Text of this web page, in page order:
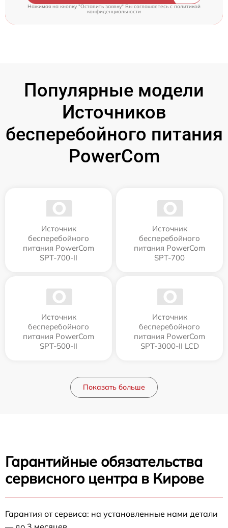
Нажимая на кнопку "Оставить заявку" Вы соглашаетесь cполитикой
конфиденциальности
Популярные модели
Источников
бесперебойного питания
PowerCom
Источник
бесперебойного
питания PowerCom
SPT-700-II
Источник
бесперебойного
питания PowerCom
SPT-700
Источник
бесперебойного
питания PowerCom
SPT-500-II
Источник
бесперебойного
питания PowerCom
SPT-3000-II LCD
Показать больше
Гарантийные обязательства
сервисного центра в Кирове
Гарантия от сервиса: на установленные нами детали